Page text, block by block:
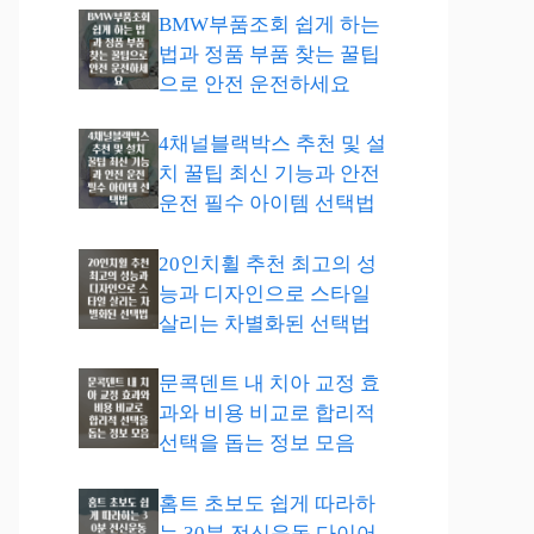
BMW부품조회 쉽게 하는
법과 정품 부품 찾는 꿀팁
으로 안전 운전하세요
4채널블랙박스 추천 및 설
치 꿀팁 최신 기능과 안전
운전 필수 아이템 선택법
20인치휠 추천 최고의 성
능과 디자인으로 스타일
살리는 차별화된 선택법
문콕덴트 내 치아 교정 효
과와 비용 비교로 합리적
선택을 돕는 정보 모음
홈트 초보도 쉽게 따라하